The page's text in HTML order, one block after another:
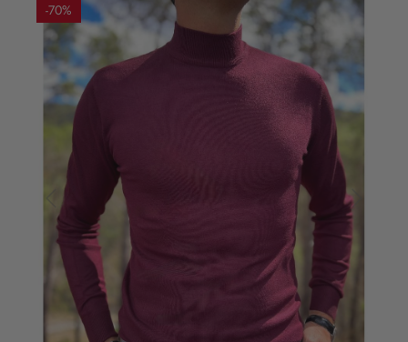
-70%